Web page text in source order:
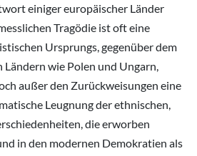
einiger europäischer Länder
Tragödie ist oft eine
Ursprungs, gegenüber dem
Ländern wie Polen und Ungarn,
außer den Zurückweisungen eine
Leugnung der ethnischen,
die erworben
in den modernen Demokratien als